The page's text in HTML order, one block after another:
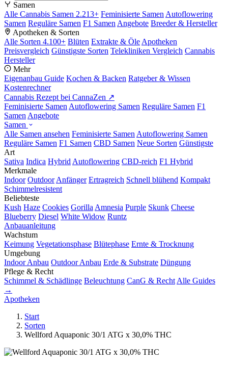
Samen
Alle Cannabis Samen 2.213+ Feminisierte Samen Autoflowering
Samen Reguläre Samen F1 Samen Angebote Breeder & Hersteller
Apotheken & Sorten
Alle Sorten 4.100+ Blüten Extrakte & Öle Apotheken
Preisvergleich Günstigste Sorten Telekliniken Vergleich Cannabis
Hersteller
Mehr
Eigenanbau Guide Kochen & Backen Ratgeber & Wissen
Kostenrechner
Cannabis Rezept bei CannaZen ↗
Feminisierte Samen Autoflowering Samen Reguläre Samen F1
Samen Angebote
Samen
Alle Samen ansehen Feminisierte Samen Autoflowering Samen
Reguläre Samen F1 Samen CBD Samen Neue Sorten Günstigste
Art
Sativa Indica Hybrid Autoflowering CBD-reich F1 Hybrid
Merkmale
Indoor Outdoor Anfänger Ertragreich Schnell blühend Kompakt
Schimmelresistent
Beliebteste
Kush Haze Cookies Gorilla Amnesia Purple Skunk Cheese
Blueberry Diesel White Widow Runtz
Anbauanleitung
Wachstum
Keimung Vegetationsphase Blütephase Ernte & Trocknung
Umgebung
Indoor Anbau Outdoor Anbau Erde & Substrate Düngung
Pflege & Recht
Schimmel & Schädlinge Beleuchtung CanG & Recht Alle Guides
→
Apotheken
Start
Sorten
Wellford Aquaponic 30/1 ATG x 30,0% THC